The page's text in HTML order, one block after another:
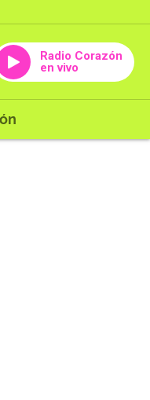
Radio Corazón
en vivo